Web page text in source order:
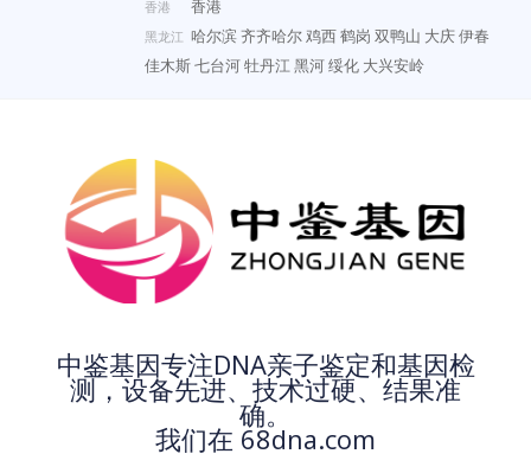
香港 香港
黑龙江 哈尔滨齐齐哈尔鸡西鹤岗 双鸭山 大庆伊春
佳木斯七台河牡丹江黑河绥化 大兴安岭
中鉴基因专注DNA亲子鉴定和基因检
测，设备先进、技术过硬、结果准
确。
我们在 68dna.com